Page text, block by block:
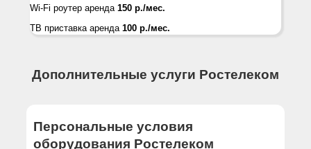
Wi-Fi роутер аренда 150 р./мес.
ТВ приставка аренда 100 р./мес.
Дополнительные услуги Ростелеком
Персональные условия
оборудования Ростелеком